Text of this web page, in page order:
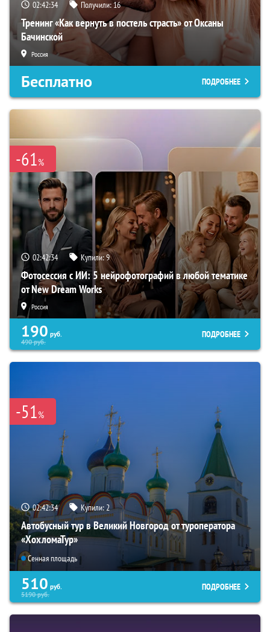
02:42:33 Получили:16
Тренинг «Как вернуть в постель страсть» от Оксаны
Бачинской
Россия
Бесплатно ПОДРОБНЕЕ
-61%
02:42:33 Купили:9
Фотосессия с ИИ: 5 нейрофотографий в любой тематике
от New Dream Works
Россия
190 руб.
490руб.
ПОДРОБНЕЕ
-51%
02:42:33 Купили:2
Автобусный тур в Великий Новгород от туроператора
«ХохломаТур»
Сенная площадь
510 руб.
5190руб.
ПОДРОБНЕЕ